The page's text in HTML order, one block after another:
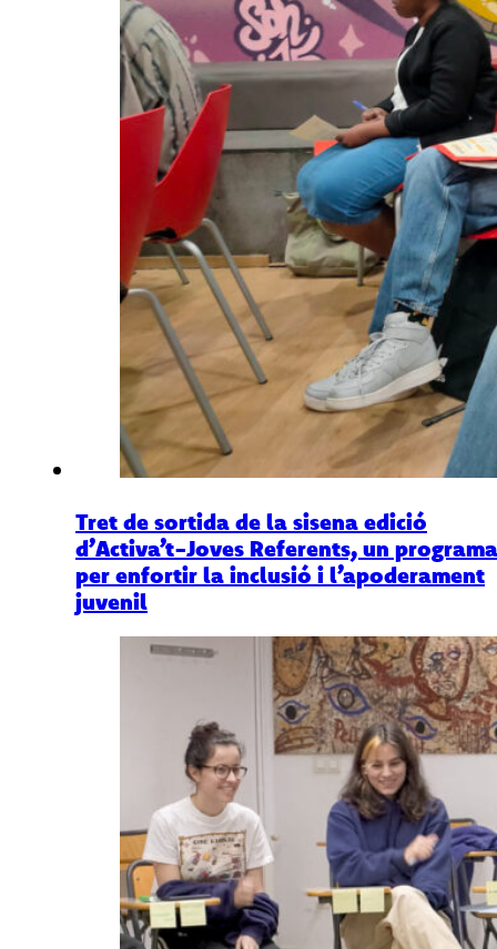
Tret de sortida de la sisena edició
d’Activa’t-Joves Referents, un programa
per enfortir la inclusió i l’apoderament
juvenil